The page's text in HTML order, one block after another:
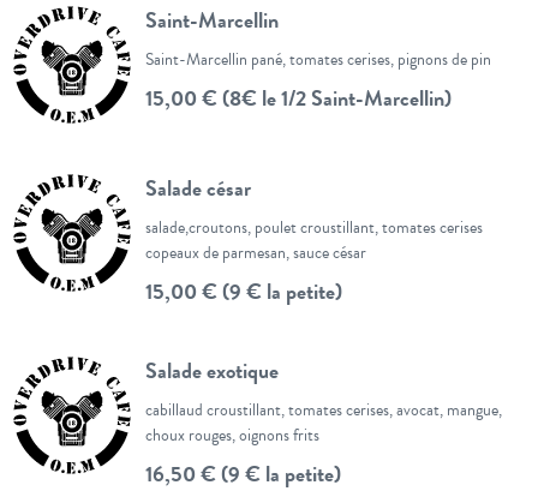
Saint-Marcellin
Saint-Marcellin pané, tomates cerises, pignons de pin
15,00 € (8€ le 1/2 Saint-Marcellin)
Salade césar
salade,croutons, poulet croustillant, tomates cerises
copeaux de parmesan, sauce césar
15,00 € (9 € la petite)
Salade exotique
cabillaud croustillant, tomates cerises, avocat, mangue,
choux rouges, oignons frits
16,50 € (9 € la petite)